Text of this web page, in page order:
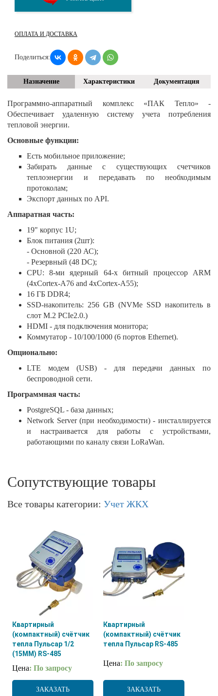
ОПЛАТА И ДОСТАВКА
Поделиться:
Назначение Характеристики Документация
Программно-аппаратный комплекс «ПАК Тепло» -
Обеспечивает удаленную систему учета потребления
тепловой энергии.
Основные функции:
Есть мобильное приложение;
Забирать данные с существующих счетчиков
теплоэнергии и передавать по необходимым
протоколам;
Экспорт данных по API.
Аппаратная часть:
19" корпус 1U;
Блок питания (2шт):
- Основной (220 АС);
- Резервный (48 DC);
CPU: 8-ми ядерный 64-х битный процессор ARM
(4xCortex-A76 and 4xCortex-A55);
16 ГБ DDR4;
SSD-накопитель: 256 GB (NVMe SSD накопитель в
слот M.2 PCIe2.0.)
HDMI - для подключения монитора;
Коммутатор - 10/100/1000 (6 портов Ethernet).
Опционально:
LTE модем (USB) - для передачи данных по
беспроводной сети.
Программная часть:
PostgreSQL - база данных;
Network Server (при необходимости) - инсталлируется
и настраивается для работы с устройствами,
работающими по каналу связи LoRaWan.
Сопутствующие товары
Все товары категории: Учет ЖКХ
Квартирный
(компактный) счётчик
тепла Пульсар 1/2
(15ММ) RS-485
Цена: По запросу
ЗАКАЗАТЬ
Квартирный
(компактный) счётчик
тепла Пульсар RS-485
Цена: По запросу
ЗАКАЗАТЬ